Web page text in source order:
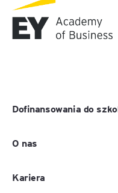
Dofinansowania do
O nas
Kariera